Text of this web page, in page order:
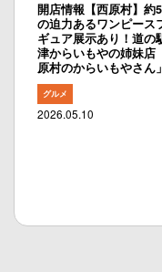
開店情報【西原村】約
の迫力あるワンピース
ギュア展示あり！道の
津からいもやの姉妹店
原村のからいもやさん」
グルメ
2026.05.10